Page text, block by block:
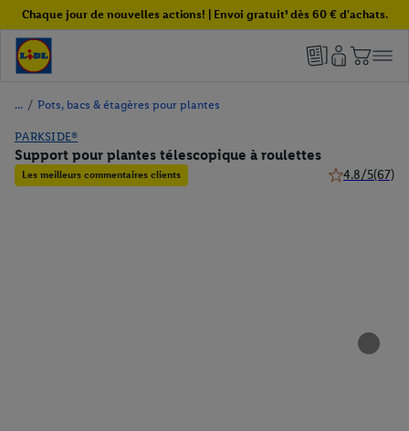
Chaque jour de nouvelles actions! | Envoi gratuit¹ dès 60 € d'achats.
/ Pots, bacs & étagères pour plantes
PARKSIDE®
Support pour plantes télescopique à roulettes
Les meilleurs commentaires clients 4.8/5(67)